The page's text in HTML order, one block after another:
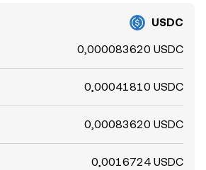
USDC
0,000083620 USDC
0,00041810 USDC
0,00083620 USDC
0,0016724 USDC